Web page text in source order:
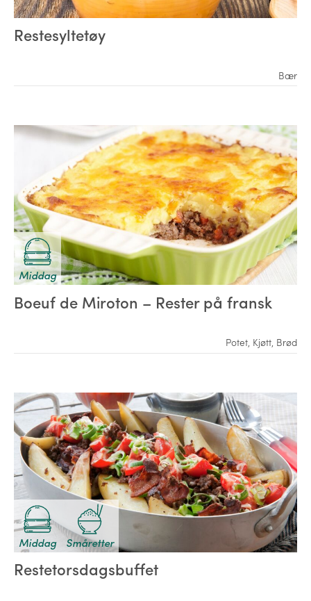
Restesyltetøy
Bær
Middag
Boeuf de Miroton – Rester på fransk
Potet, Kjøtt, Brød
Middag Småretter
Restetorsdagsbuffet